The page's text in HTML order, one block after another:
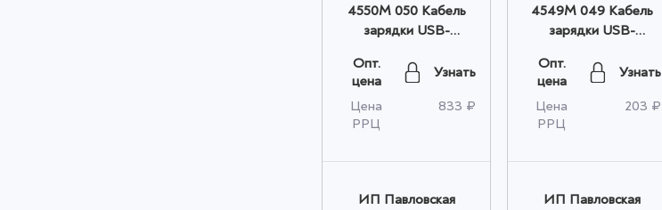
4550M 050 Кабель
зарядки USB-
радужный оптом
Опт.
цена
Узнать
Цена
РРЦ
833 ₽
ИП Павловская
4549M 049 Кабель
зарядки USB-
прорезиненный, 2м,
синий оптом
Опт.
цена
Узнать
Цена
РРЦ
203 ₽
ИП Павловская